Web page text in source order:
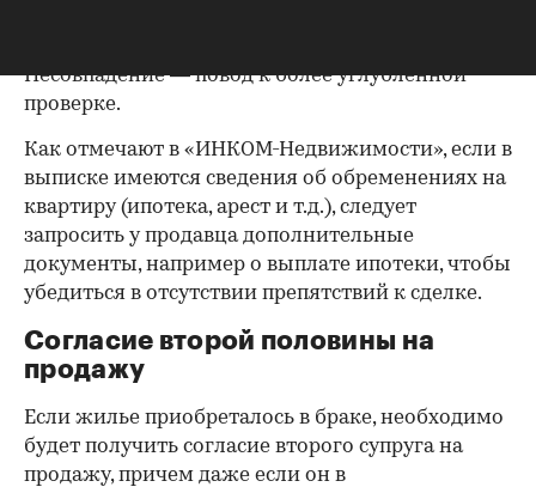
Несовпадение — повод к более углубленной
проверке.
Как отмечают в «ИНКОМ-Недвижимости», если в
выписке имеются сведения об обременениях на
квартиру (ипотека, арест и т.д.), следует
запросить у продавца дополнительные
документы, например о выплате ипотеки, чтобы
убедиться в отсутствии препятствий к сделке.
Согласие второй половины на
продажу
Если жилье приобреталось в браке, необходимо
будет получить согласие второго супруга на
продажу, причем даже если он в